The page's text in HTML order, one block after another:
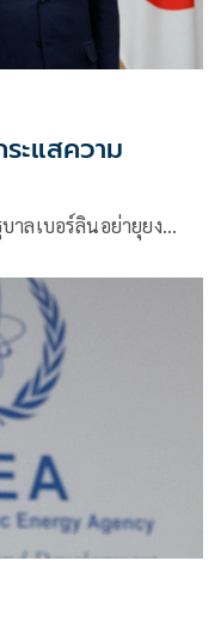
ะแสความ
าลเบอร์ลินอย่ายุยง…